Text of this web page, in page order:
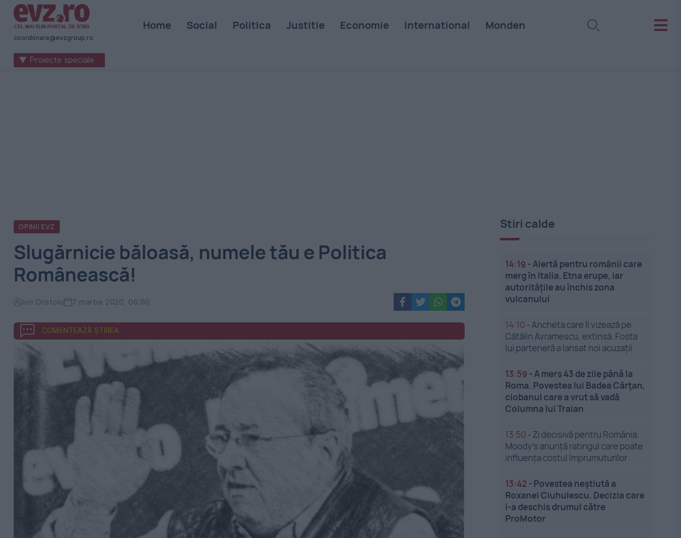
Știri
naționale
internaționale
coordonare@evzgroup.ro
Home Social Politica Justitie Economie International Monden
▼ Proiecte speciale
OPINII EVZ
Slugărnicie băloasă, numele tău e Politica
Românească!
Ion Cristoiu 7 martie 2020, 06:00
COMENTEAZĂ ȘTIREA
Stiri calde
14:19 -Alertă pentru românii care
merg în Italia. Etna erupe, iar
autoritățile au închis zona
vulcanului
14:10 -Ancheta care îl vizează pe
Cătălin Avramescu, extinsă. Fosta
lui parteneră a lansat noi acuzații
13:59 -A mers 43 de zile până la
Roma. Povestea lui Badea Cârțan,
ciobanul care a vrut să vadă
Columna lui Traian
13:50 - Zi decisivă pentru România.
Moody’s anunță ratingul care poate
influența costul împrumuturilor
13:42 - Povestea neștiută a
Roxanei Ciuhulescu. Decizia care
i-a deschis drumul către
ProMotor